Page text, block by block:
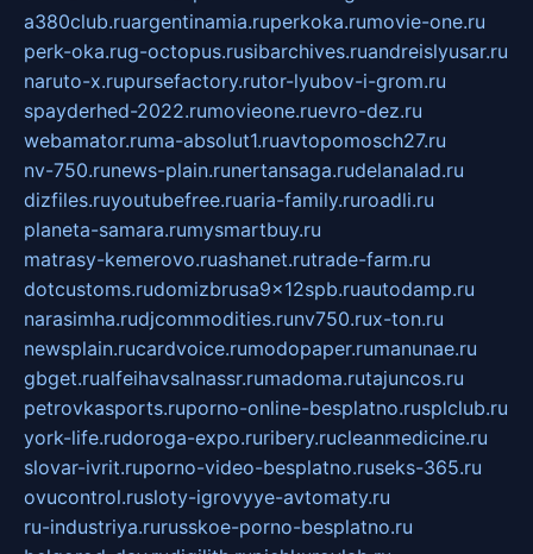
a380club.ruargentinamia.ruperkoka.rumovie-one.ru
perk-oka.rug-octopus.rusibarchives.ruandreislyusar.ru
naruto-x.rupursefactory.rutor-lyubov-i-grom.ru
spayderhed-2022.rumovieone.ruevro-dez.ru
webamator.ruma-absolut1.ruavtopomosch27.ru
nv-750.runews-plain.runertansaga.rudelanalad.ru
dizfiles.ruyoutubefree.ruaria-family.ruroadli.ru
planeta-samara.rumysmartbuy.ru
matrasy-kemerovo.ruashanet.rutrade-farm.ru
dotcustoms.rudomizbrusa9x12spb.ruautodamp.ru
narasimha.rudjcommodities.runv750.rux-ton.ru
newsplain.rucardvoice.rumodopaper.rumanunae.ru
gbget.rualfeihavsalnassr.rumadoma.rutajuncos.ru
petrovkasports.ruporno-online-besplatno.rusplclub.ru
york-life.rudoroga-expo.ruribery.rucleanmedicine.ru
slovar-ivrit.ruporno-video-besplatno.ruseks-365.ru
ovucontrol.rusloty-igrovyye-avtomaty.ru
ru-industriya.rurusskoe-porno-besplatno.ru